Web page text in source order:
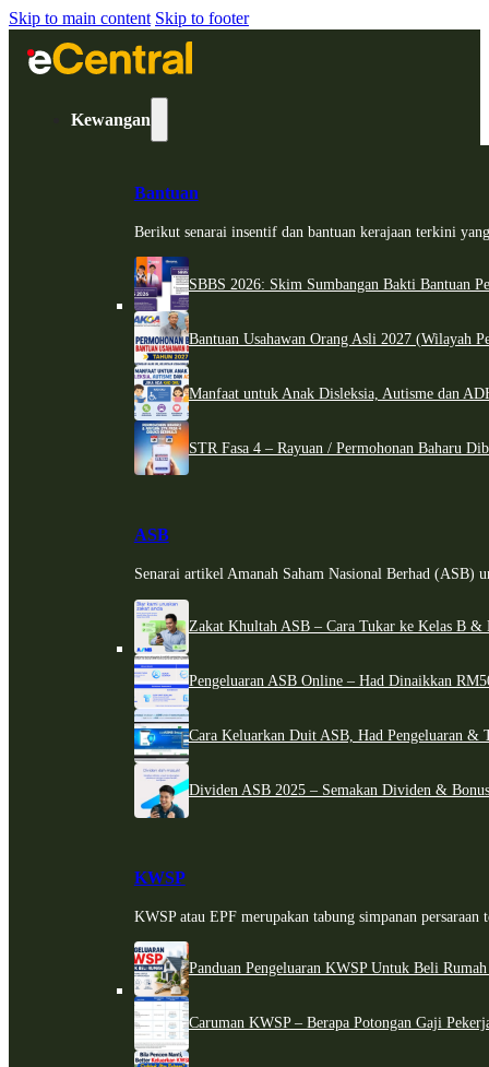
Skip to main content Skip to footer
Kewangan
Bantuan
Berikut senarai insentif dan bantuan kerajaan terkini
SBBS 2026: Skim Sumbangan Bakti Bantuan
Bantuan Usahawan Orang Asli 2027 (Wilayah
Manfaat untuk Anak Disleksia, Autisme dan
STR Fasa 4 – Rayuan / Permohonan Baharu
ASB
Senarai artikel Amanah Saham Nasional Berhad (ASB)
Zakat Khultah ASB – Cara Tukar ke Kelas B &
Pengeluaran ASB Online – Had Dinaikkan
Cara Keluarkan Duit ASB, Had Pengeluaran &
Dividen ASB 2025 – Semakan Dividen &
KWSP
KWSP atau EPF merupakan tabung simpanan persaraan
Panduan Pengeluaran KWSP Untuk Beli
Caruman KWSP – Berapa Potongan Gaji